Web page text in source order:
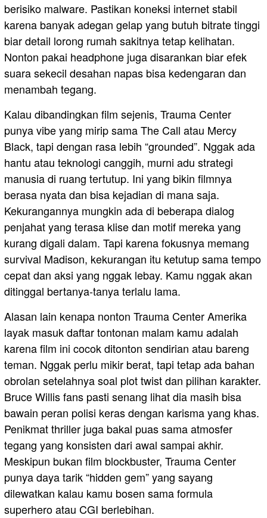
berisiko malware. Pastikan koneksi internet stabil
karena banyak adegan gelap yang butuh bitrate tinggi
biar detail lorong rumah sakitnya tetap kelihatan.
Nonton pakai headphone juga disarankan biar efek
suara sekecil desahan napas bisa kedengaran dan
menambah tegang.
Kalau dibandingkan film sejenis, Trauma Center
punya vibe yang mirip sama The Call atau Mercy
Black, tapi dengan rasa lebih “grounded”. Nggak ada
hantu atau teknologi canggih, murni adu strategi
manusia di ruang tertutup. Ini yang bikin filmnya
berasa nyata dan bisa kejadian di mana saja.
Kekurangannya mungkin ada di beberapa dialog
penjahat yang terasa klise dan motif mereka yang
kurang digali dalam. Tapi karena fokusnya memang
survival Madison, kekurangan itu ketutup sama tempo
cepat dan aksi yang nggak lebay. Kamu nggak akan
ditinggal bertanya-tanya terlalu lama.
Alasan lain kenapa nonton Trauma Center Amerika
layak masuk daftar tontonan malam kamu adalah
karena film ini cocok ditonton sendirian atau bareng
teman. Nggak perlu mikir berat, tapi tetap ada bahan
obrolan setelahnya soal plot twist dan pilihan karakter.
Bruce Willis fans pasti senang lihat dia masih bisa
bawain peran polisi keras dengan karisma yang khas.
Penikmat thriller juga bakal puas sama atmosfer
tegang yang konsisten dari awal sampai akhir.
Meskipun bukan film blockbuster, Trauma Center
punya daya tarik “hidden gem” yang sayang
dilewatkan kalau kamu bosen sama formula
superhero atau CGI berlebihan.